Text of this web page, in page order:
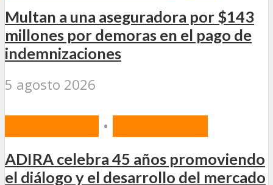
Multan a una aseguradora por $143
millones por demoras en el pago de
indemnizaciones
5 agosto 2026
•
ADIRA celebra 45 años promoviendo
el diálogo y el desarrollo del mercado